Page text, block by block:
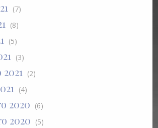
(7)
(8)
(5)
(3)
(2)
(4)
2020 (6)
2020 (5)